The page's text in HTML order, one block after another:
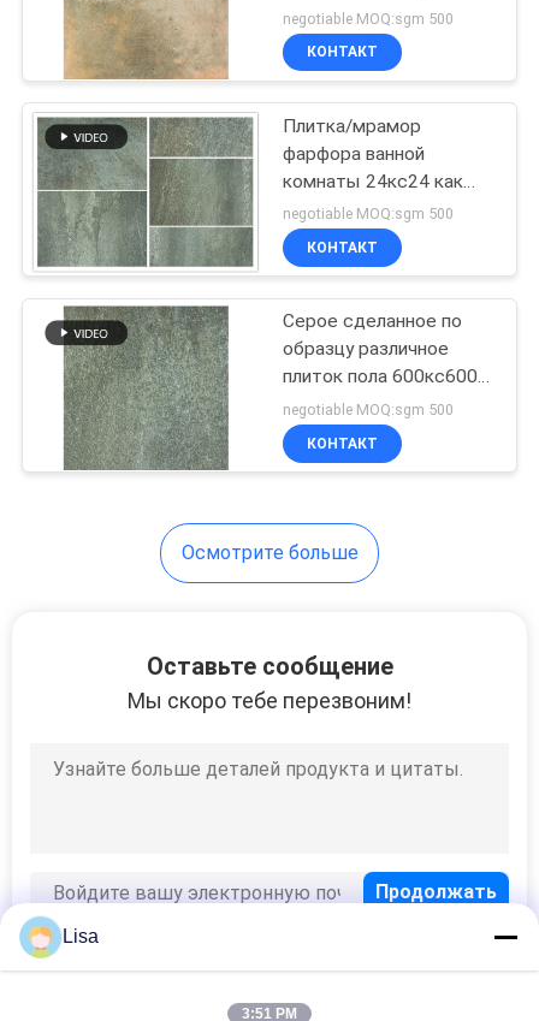
Плитка фарфора
взгляда цемента
плитка фарфора
24кс24
Плитка кухни
комнаты фарфора
длинной жизни Мм
обслуживания
жизненного периода
negotiable MOQ:sgm 500
КОНТАКТ
Плитка/мрамор
фарфора ванной
комнаты 24кс24 как
картина плитки
фарфора вогнутая
выпуклая
negotiable MOQ:sgm 500
КОНТАКТ
Серое сделанное по
образцу различное
плиток пола 600кс600
фарфора
кислотоупорное
negotiable MOQ:sgm 500
КОНТАКТ
Осмотрите больше
Оставьте сообщение
Мы скоро тебе перезвоним!
Lisa
3:51 PM